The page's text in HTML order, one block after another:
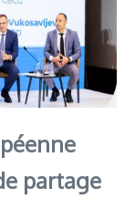
partage